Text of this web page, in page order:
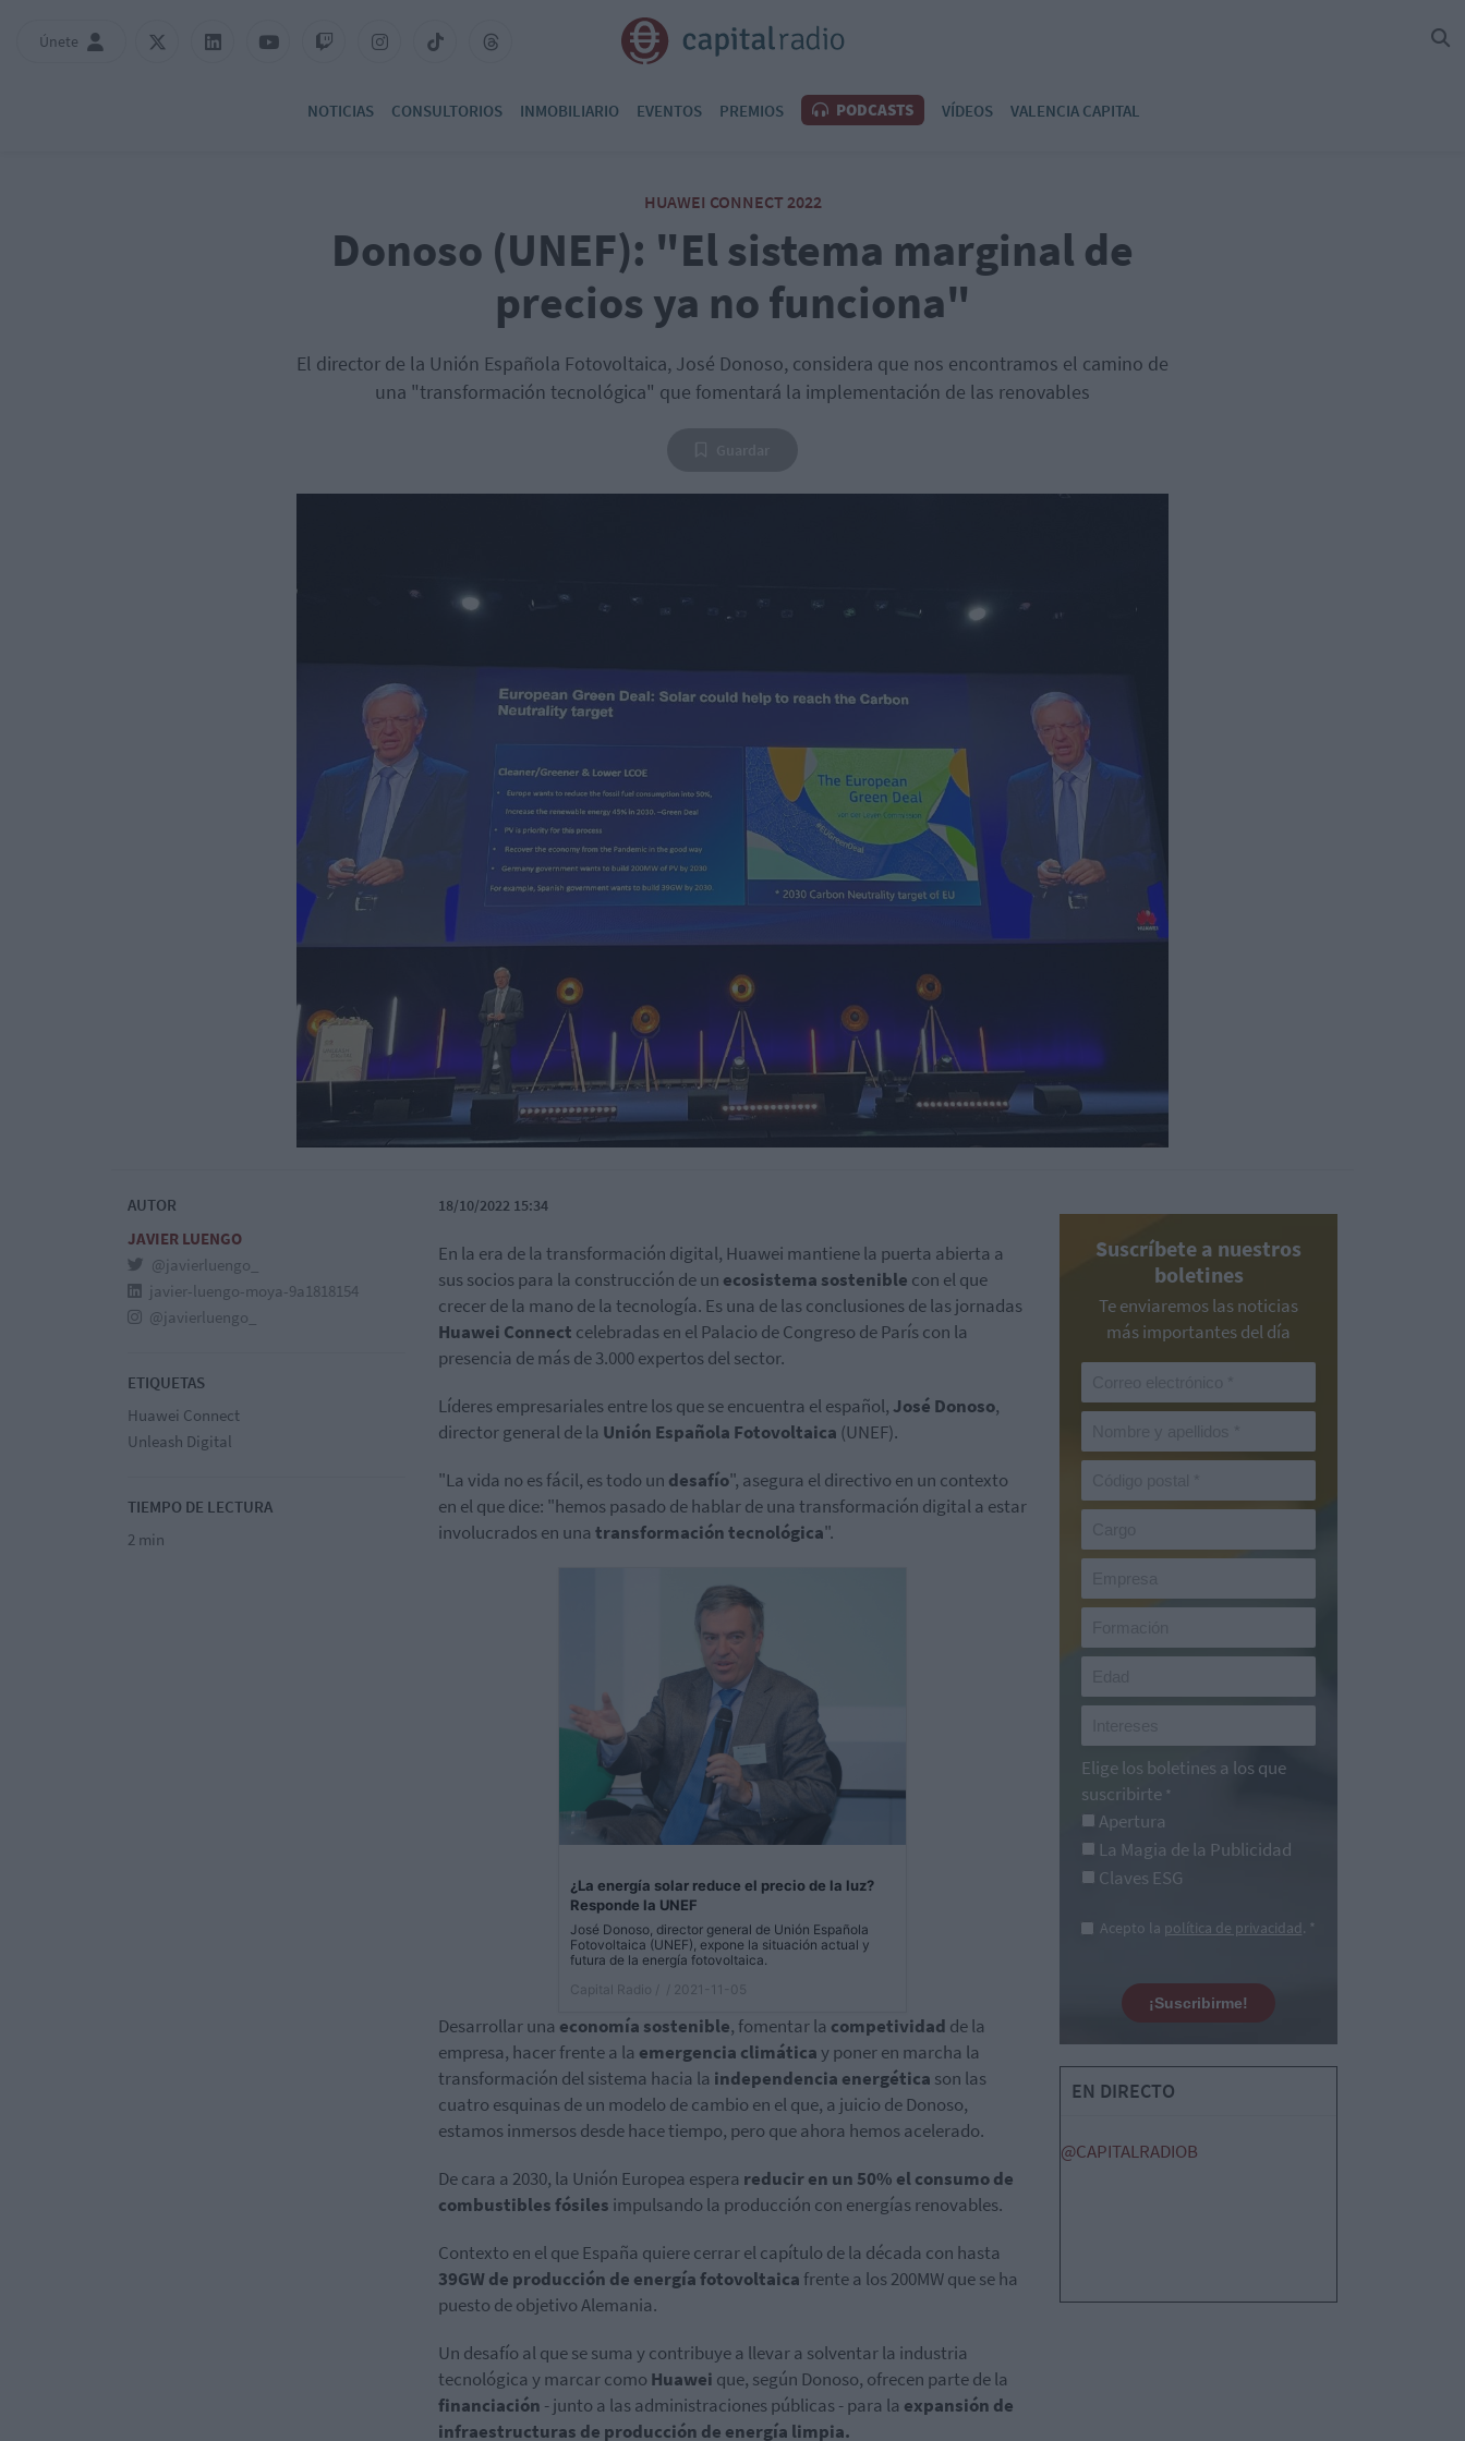
Únete
NOTICIAS CONSULTORIOS INMOBILIARIO EVENTOS PREMIOS PODCASTS VÍDEOS VALENCIA CAPITAL
HUAWEI CONNECT 2022
Donoso (UNEF): "El sistema marginal de
precios ya no funciona"
El director de la Unión Española Fotovoltaica, José Donoso, considera que nos encontramos el camino de
una "transformación tecnológica" que fomentará la implementación de las renovables
AUTOR
JAVIER LUENGO
@javierluengo_
javier-luengo-moya-9a1818154
@javierluengo_
ETIQUETAS
Huawei Connect
Unleash Digital
TIEMPO DE LECTURA
2 min
18/10/2022 15:34
En la era de la transformación digital, Huawei mantiene la puerta abierta a
sus socios para la construcción de un ecosistema sostenible con el que
crecer de la mano de la tecnología. Es una de las conclusiones de las jornadas
Huawei Connect celebradas en el Palacio de Congreso de París con la
presencia de más de 3.000 expertos del sector.
Líderes empresariales entre los que se encuentra el español, José Donoso,
director general de la Unión Española Fotovoltaica (UNEF).
"La vida no es fácil, es todo un desafío", asegura el directivo en un contexto
en el que dice: "hemos pasado de hablar de una transformación digital a estar
involucrados en una transformación tecnológica".
¿La energía solar reduce el precio de la luz?
Responde la UNEF
José Donoso, director general de Unión Española
Fotovoltaica (UNEF), expone la situación actual y
futura de la energía fotovoltaica.
Capital Radio /
/ 2021-11-05
Desarrollar una economía sostenible, fomentar la competividad de la
empresa, hacer frente a la emergencia climáticay poner en marcha la
transformación del sistema hacia la independencia energética son las
cuatro esquinas de un modelo de cambio en el que, a juicio de Donoso,
estamos inmersos desde hace tiempo, pero que ahora hemos acelerado.
De cara a 2030, la Unión Europea espera reducir en un 50% el consumo de
combustibles fósiles impulsando la producción con energías renovables.
Contexto en el que España quiere cerrar el capítulo de la década con hasta
39GW de producción de energía fotovoltaica frente a los 200MW que se ha
puesto de objetivo Alemania.
Un desafío al que se suma y contribuye a llevar a solventar la industria
tecnológica y marcar como Huawei que, según Donoso, ofrecen parte de la
financiación - junto a las administraciones públicas - para la expansión de
infraestructuras de producción de energía limpia.
Suscríbete a nuestros
boletines
Te enviaremos las noticias
más importantes del día
Elige los boletines a los que
suscribirte *
Apertura
La Magia de la Publicidad
Claves ESG
Acepto la política de privacidad. *
¡Suscribirme!
EN DIRECTO
@CAPITALRADIOB